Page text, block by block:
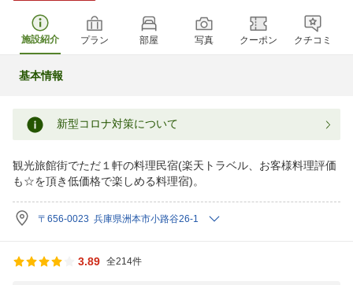
施設紹介 プラン 部屋 写真 クーポン クチコミ
基本情報
新型コロナ対策について
観光旅館街でただ１軒の料理民宿(楽天トラベル、お客様料理評価
も☆を頂き低価格で楽しめる料理宿)。
〒656-0023 兵庫県洲本市小路谷26-1
3.89 全214件